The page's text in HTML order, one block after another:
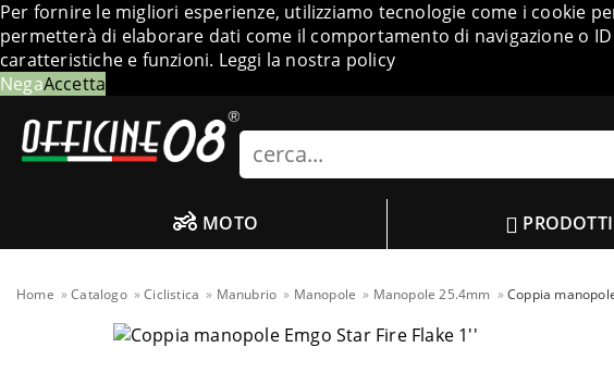
Per fornire le migliori esperienze, utilizziamo tecnologie come i cookie
permetterà di elaborare dati come il comportamento di navigazione o
caratteristiche e funzioni. Leggi la nostra policy
NegaAccetta
Search
MOTO PRODOTTI
Home Catalogo Ciclistica Manubrio Manopole Manopole 25.4mm Coppia